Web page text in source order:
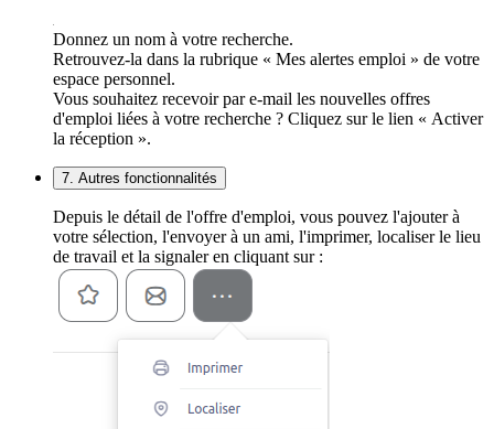
Donnez un nom à votre recherche.
Retrouvez-la dans la rubrique « Mes alertes emploi » de votre
espace personnel.
Vous souhaitez recevoir par e-mail les nouvelles offres
d'emploi liées à votre recherche ? Cliquez sur le lien « Activer
la réception ».
7. Autres fonctionnalités
Depuis le détail de l'offre d'emploi, vous pouvez l'ajouter à
votre sélection, l'envoyer à un ami, l'imprimer, localiser le lieu
de travail et la signaler en cliquant sur :